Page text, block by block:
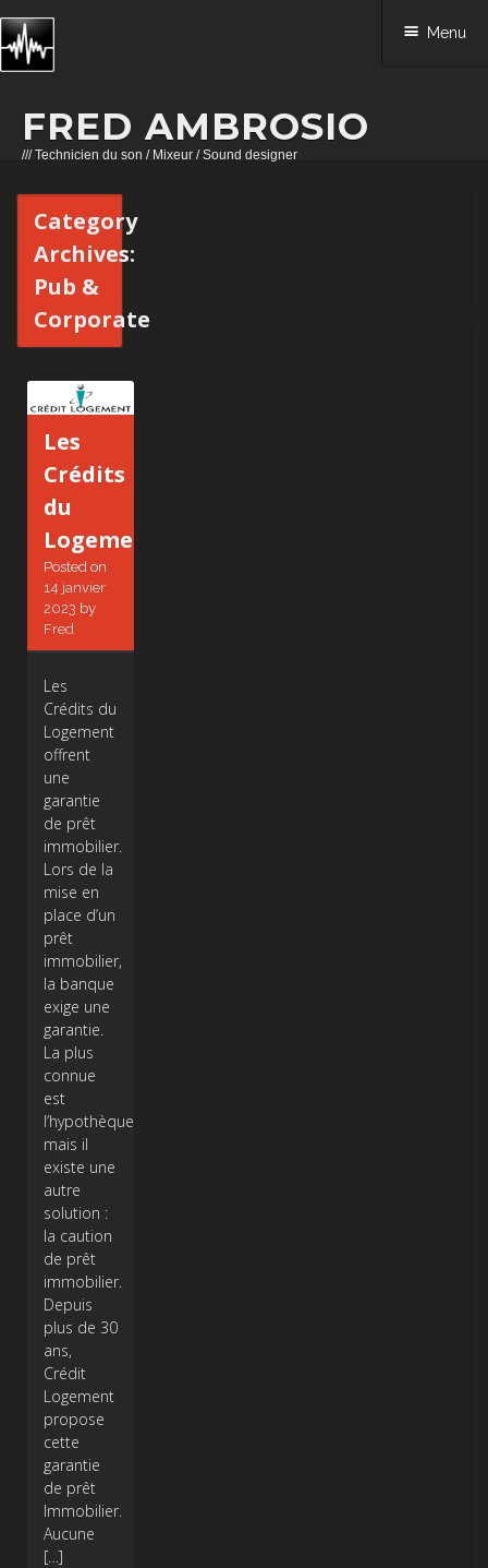
FRED AMBROSIO
/// Technicien du son / Mixeur / Sound designer
Menu
Skip to content
Category
Archives:
Pub &
Corporate
Les
Crédits
du
Logement
Posted on
14 janvier
2023 by
Fred
Les
Crédits du
Logement
offrent
une
garantie
de prêt
immobilier.
Lors de la
mise en
place d’un
prêt
immobilier,
la banque
exige une
garantie.
La plus
connue
est
l’hypothèque,
mais il
existe une
autre
solution :
la caution
de prêt
immobilier.
Depuis
plus de 30
ans,
Crédit
Logement
propose
cette
garantie
de prêt
Immobilier.
Aucune
[…]